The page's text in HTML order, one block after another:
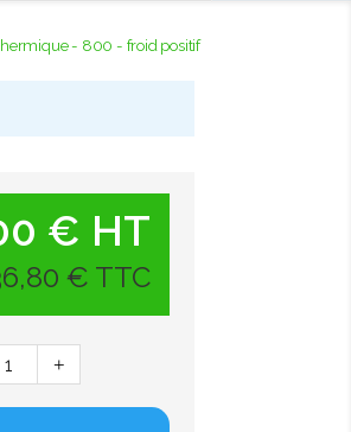
- 800 - froid positif
€ HT
€ TTC